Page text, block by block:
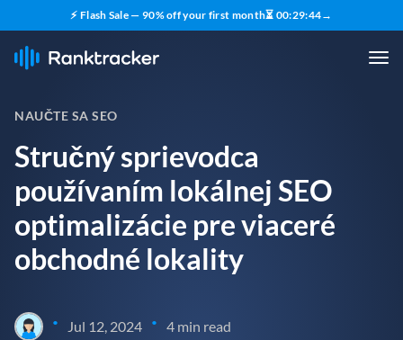
⚡ Flash Sale — 90% off your first month⏳ 00:29:43→
NAUČTE SA SEO
Stručný sprievodca
používaním lokálnej SEO
optimalizácie pre viaceré
obchodné lokality
• Jul 12, 2024 • 4 min read